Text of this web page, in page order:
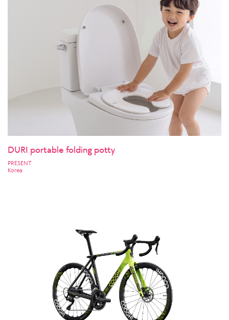
DURI portable folding potty
PRESENT
Korea